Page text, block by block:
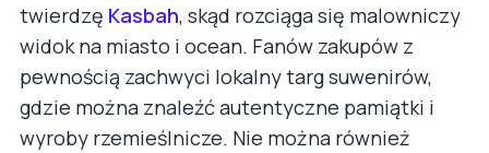
twierdzę Kasbah, skąd rozciąga się malowniczy
widok na miasto i ocean. Fanów zakupów z
pewnością zachwyci lokalny targ suwenirów,
gdzie można znaleźć autentyczne pamiątki i
wyroby rzemieślnicze. Nie można również